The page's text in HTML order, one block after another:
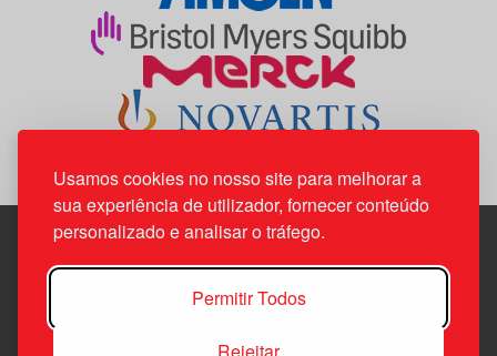
Usamos cookies no nosso site para melhorar a
sua experiência de utilizador, fornecer conteúdo
personalizado e analisar o tráfego.
Permitir Todos
Edif. Lisboa Oriente | Av. Infante D. Henrique, n.º 333H, esc.
1800-282 Lisboa | Portugal